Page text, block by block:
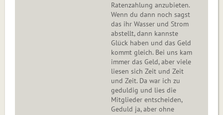
Ratenzahlung anzubieten.
Wenn du dann noch sagst
das ihr Wasser und Strom
abstellt, dann kannste
Glück haben und das Geld
kommt gleich. Bei uns kam
immer das Geld, aber viele
liesen sich Zeit und Zeit
und Zeit. Da war ich zu
geduldig und lies die
Mitglieder entscheiden,
Geduld ja, aber ohne